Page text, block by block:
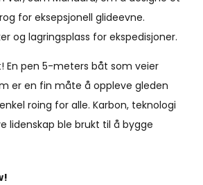
for eksepsjonell glideevne.
og lagringsplass for ekspedisjoner.
En pen 5-meters båt som veier
er en fin måte å oppleve gleden
roing for alle. Karbon, teknologi
lidenskap ble brukt til å bygge